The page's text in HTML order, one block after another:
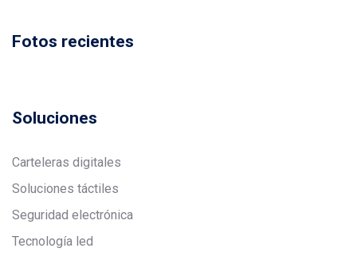
Fotos recientes
Soluciones
Carteleras digitales
Soluciones táctiles
Seguridad electrónica
Tecnología led